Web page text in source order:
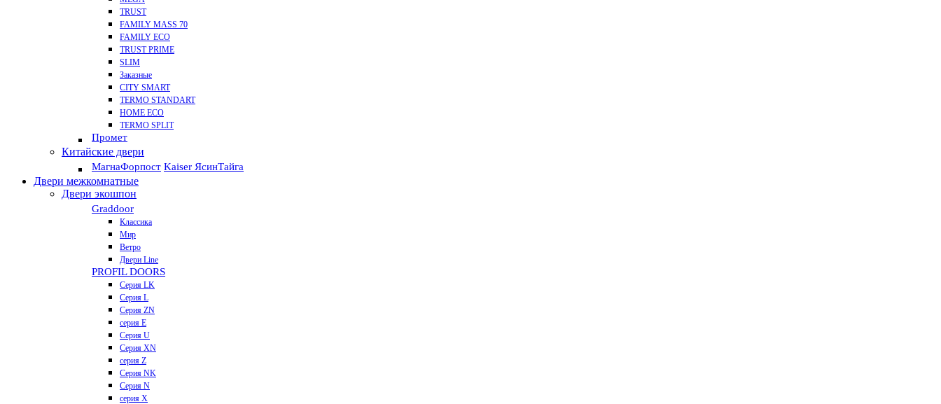
TRUST
FAMILY MASS 70
FAMILY ECO
TRUST PRIME
SLIM
Заказные
CITY SMART
TERMO STANDART
HOME ECO
ТЕRМО SPLIT
Промет
Китайские двери
МагнаФорпост Kaiser ЯсинТайга
Двери межкомнатные
Двери экошпон
Graddoor
Классика
Мир
Ветро
Двери Line
PROFIL DOORS
Серия LK
Серия L
Серия ZN
серия E
Серия U
Серия XN
серия Z
Серия NK
Серия N
серия X